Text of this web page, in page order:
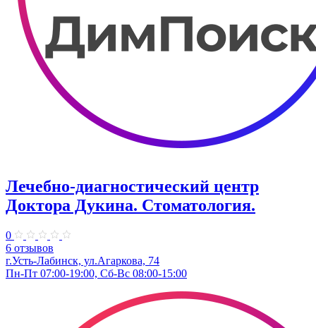
Лечебно-диагностический центр
Доктора Дукина. Стоматология.
0
6 отзывов
г.Усть-Лабинск, ул.Агаркова, 74
Пн-Пт 07:00-19:00, Сб-Вс 08:00-15:00